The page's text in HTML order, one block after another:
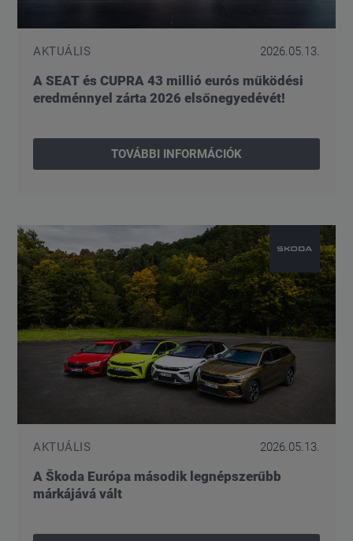
AKTUÁLIS 2026.05.13.
A SEAT és CUPRA 43 millió eurós működési
eredménnyel zárta 2026 elsőnegyedévét!
TOVÁBBI INFORMÁCIÓK
AKTUÁLIS 2026.05.13.
A Škoda Európa második legnépszerűbb
márkájává vált